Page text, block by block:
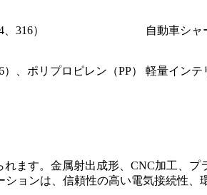
316） 自動車シャ
、ポリプロピレン（PP） 軽量インテ
ます。金属射出成形、CNC加工、
ョンは、信頼性の高い電気接続性、